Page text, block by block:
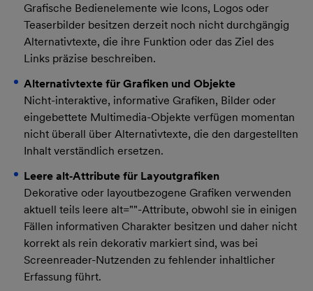
Grafische Bedienelemente wie Icons, Logos oder
Teaserbilder besitzen derzeit noch nicht durchgängig
Alternativtexte, die ihre Funktion oder das Ziel des
Links präzise beschreiben.
Alternativtexte für Grafiken und Objekte
Nicht-interaktive, informative Grafiken, Bilder oder
eingebettete Multimedia-Objekte verfügen momentan
nicht überall über Alternativtexte, die den dargestellten
Inhalt verständlich ersetzen.
Leere alt‑Attribute für Layoutgrafiken
Dekorative oder layoutbezogene Grafiken verwenden
aktuell teils leere alt=""-Attribute, obwohl sie in einigen
Fällen informativen Charakter besitzen und daher nicht
korrekt als rein dekorativ markiert sind, was bei
Screenreader-Nutzenden zu fehlender inhaltlicher
Erfassung führt.